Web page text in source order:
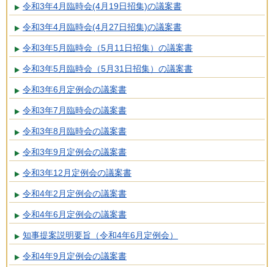
令和3年4月臨時会(4月19日招集)の議案書
令和3年4月臨時会(4月27日招集)の議案書
令和3年5月臨時会（5月11日招集）の議案書
令和3年5月臨時会（5月31日招集）の議案書
令和3年6月定例会の議案書
令和3年7月臨時会の議案書
令和3年8月臨時会の議案書
令和3年9月定例会の議案書
令和3年12月定例会の議案書
令和4年2月定例会の議案書
令和4年6月定例会の議案書
知事提案説明要旨（令和4年6月定例会）
令和4年9月定例会の議案書